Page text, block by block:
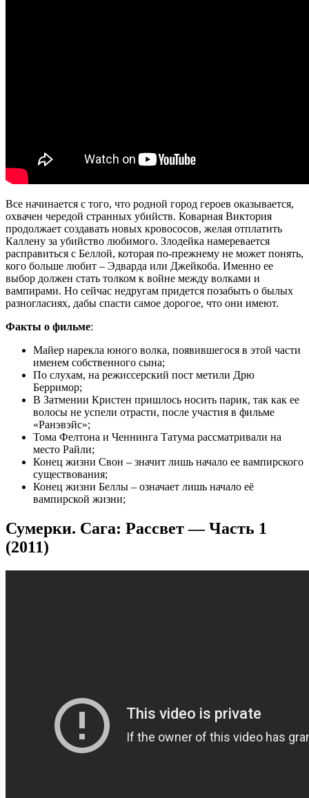
Все начинается с того, что родной город героев оказывается,
охвачен чередой странных убийств. Коварная Виктория
продолжает создавать новых кровососов, желая отплатить
Каллену за убийство любимого. Злодейка намеревается
расправиться с Беллой, которая по-прежнему не может понять,
кого больше любит – Эдварда или Джейкоба. Именно ее
выбор должен стать толком к войне между волками и
вампирами. Но сейчас недругам придется позабыть о былых
разногласиях, дабы спасти самое дорогое, что они имеют.
Факты о фильме:
Майер нарекла юного волка, появившегося в этой части
именем собственного сына;
По слухам, на режиссерский пост метили Дрю
Берримор;
В Затмении Кристен пришлось носить парик, так как ее
волосы не успели отрасти, после участия в фильме
«Ранэвэйс»;
Тома Фелтона и Ченнинга Татума рассматривали на
место Райли;
Конец жизни Свон – значит лишь начало ее вампирского
существования;
Конец жизни Беллы – означает лишь начало её
вампирской жизни;
Сумерки. Сага: Рассвет — Часть 1
(2011)